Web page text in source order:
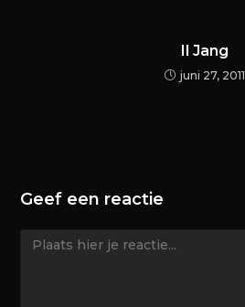
Il Jang
juni 27, 2011
Geef een reactie